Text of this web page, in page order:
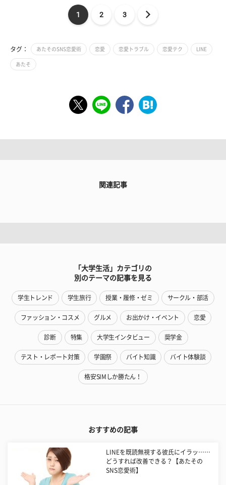
1 2 3
タグ： あたそのSNS恋愛術 恋愛 恋愛トラブル 恋愛テク LINE
あたそ
関連記事
「大学生活」カテゴリの
別のテーマの記事を見る
学生トレンド 学生旅行 授業・履修・ゼミ サークル・部活
ファッション・コスメ グルメ お出かけ・イベント 恋愛
診断 特集 大学生インタビュー 奨学金
テスト・レポート対策 学園祭 バイト知識 バイト体験談
格安SIMしか勝たん！
おすすめの記事
LINEを既読無視する彼氏にイラッ……
どうすれば改善できる？【あたその
SNS恋愛術】